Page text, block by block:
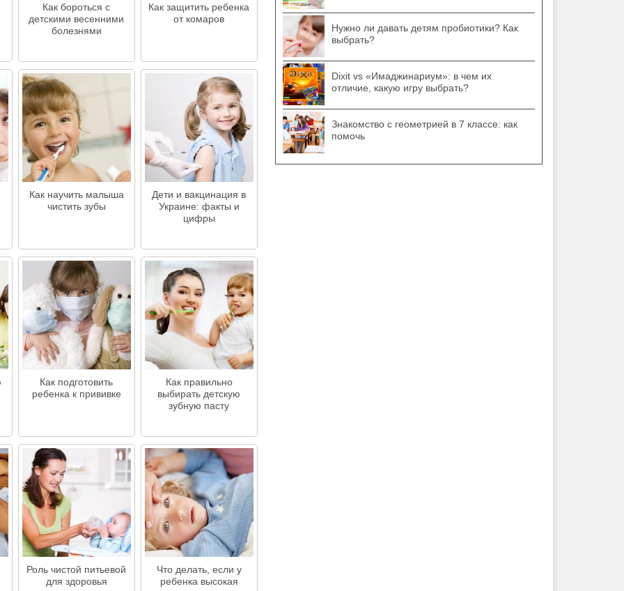
Как бороться с
детскими весенними
болезнями
Как защитить ребенка
от комаров
Как научить малыша
чистить зубы
Дети и вакцинация в
Украине: факты и
цифры
Как подготовить
ребенка к прививке
Как правильно
выбирать детскую
зубную пасту
Роль чистой питьевой
для здоровья
Что делать, если у
ребенка высокая
Нужно ли давать детям пробиотики? Как
выбрать?
Dixit vs «Имаджинариум»: в чем их
отличие, какую игру выбрать?
Знакомство с геометрией в 7 классе: как
помочь